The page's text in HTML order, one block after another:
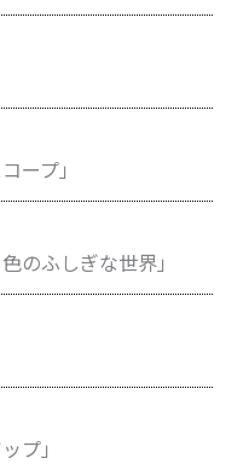
ープ」
のふしぎな世界」
プ」